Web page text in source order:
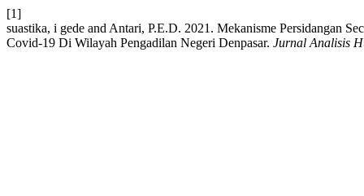
[1]
suastika, i gede and Antari, P.E.D. 2021. Mekanisme Persidangan
Covid-19 Di Wilayah Pengadilan Negeri Denpasar. Jurnal Analisis